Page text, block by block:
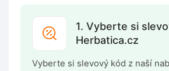
1. Vyberte si
Herbatica.cz
Vyberte si slevový kód z naší